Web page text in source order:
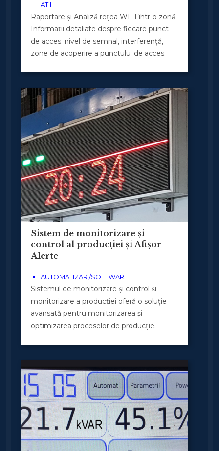
ATII
Raportare și Analiză rețea WIFI într-o zonă.
Informații detaliate despre fiecare punct
de acces: nivel de semnal, interferență,
zone de acoperire a punctului de acces.
Sistem de monitorizare și
control al producției și Afișor
Alerte
AUTOMATIZARI/SOFTWARE
Sistemul de monitorizare și control și
monitorizare a producției oferă o soluție
avansată pentru monitorizarea și
optimizarea proceselor de producție.